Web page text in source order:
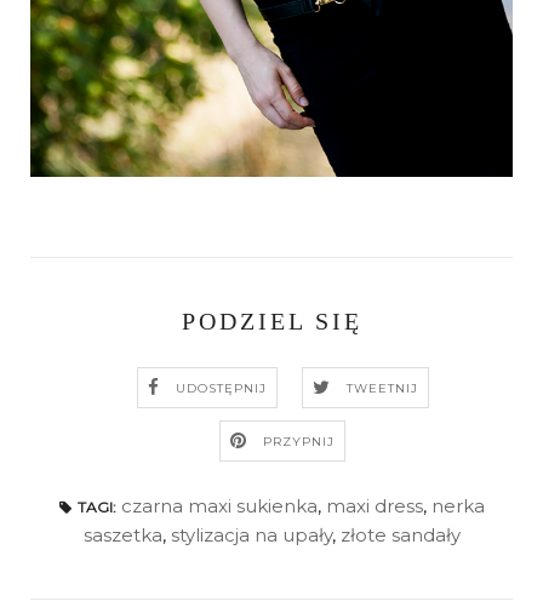
PODZIEL SIĘ
UDOSTĘPNIJ TWEETNIJ
PRZYPNIJ
TAGI: czarna maxi sukienka, maxi dress, nerka
saszetka, stylizacja na upały, złote sandały